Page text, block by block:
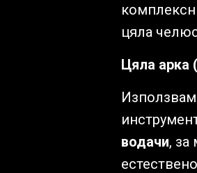
цяла
Цяла арка
водачи, за